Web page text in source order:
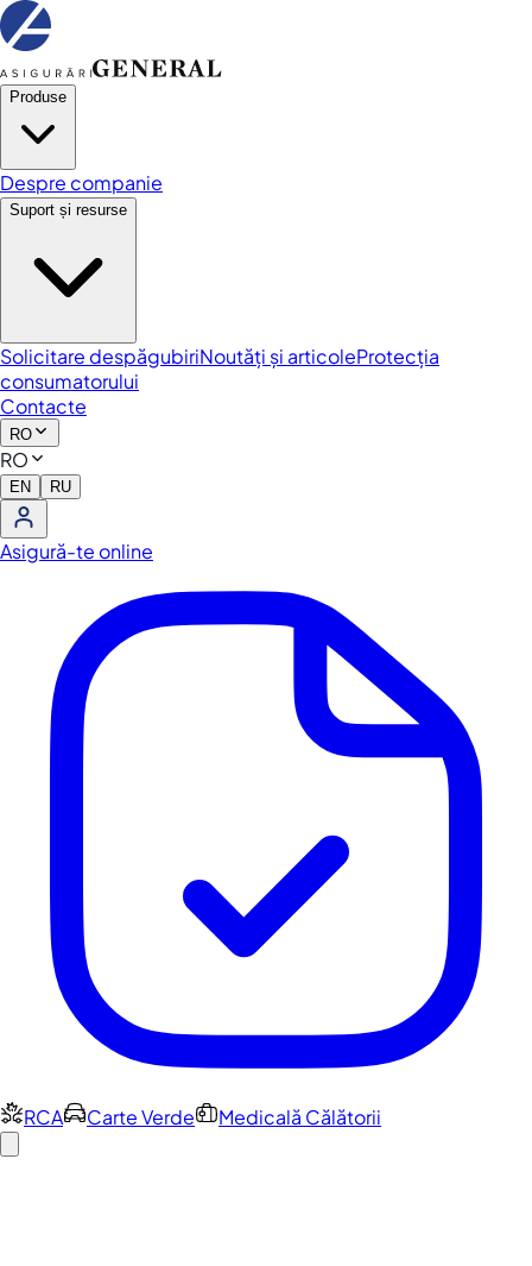
Produse
Despre companie
Suport și resurse
Solicitare despăgubiriNoutăți și articoleProtecția
consumatorului
Contacte
RO
RO
EN RU
Asigură-te online
RCA Carte Verde Medicală Călătorii